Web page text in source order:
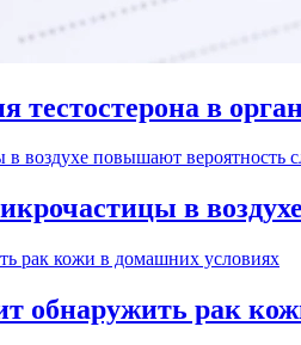
тестостерона в
в
обнаружить рак